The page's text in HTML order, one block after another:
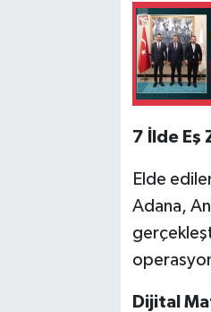
7 İlde Eş
Elde
Adana,
Dijital